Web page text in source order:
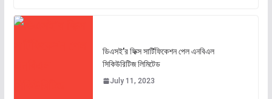
ডিএসই’র ফিক্স সার্টিফিকেশন পেল এনবিএল
সিকিউরিটিজ লিমিটেড
July 11, 2023